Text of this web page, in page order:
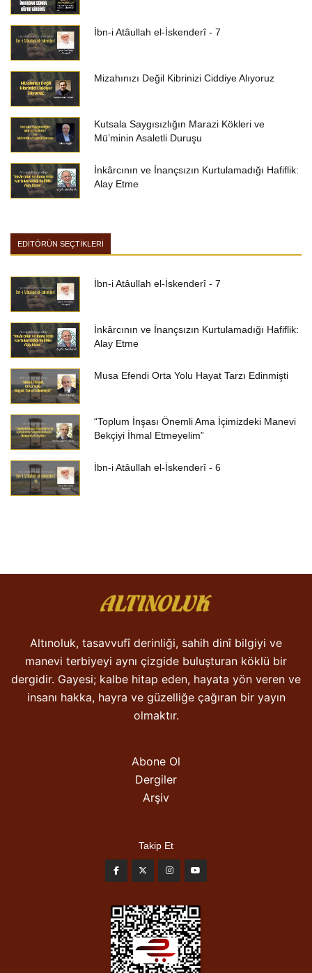
İbn-i Atâullah el-İskenderî - 7
Mizahınızı Değil Kibrinizi Ciddiye Alıyoruz
Kutsala Saygısızlığın Marazi Kökleri ve
Mü’minin Asaletli Duruşu
İnkârcının ve İnançsızın Kurtulamadığı Hafiflik:
Alay Etme
EDİTÖRÜN SEÇTİKLERİ
İbn-i Atâullah el-İskenderî - 7
İnkârcının ve İnançsızın Kurtulamadığı Hafiflik:
Alay Etme
Musa Efendi Orta Yolu Hayat Tarzı Edinmişti
“Toplum İnşası Önemli Ama İçimizdeki Manevi
Bekçiyi İhmal Etmeyelim”
İbn-i Atâullah el-İskenderî - 6
Altınoluk, tasavvufî derinliği, sahih dinî bilgiyi ve
manevi terbiyeyi aynı çizgide buluşturan köklü bir
dergidir. Gayesi; kalbe hitap eden, hayata yön veren ve
insanı hakka, hayra ve güzelliğe çağıran bir yayın
olmaktır.
Abone Ol
Dergiler
Arşiv
Takip Et